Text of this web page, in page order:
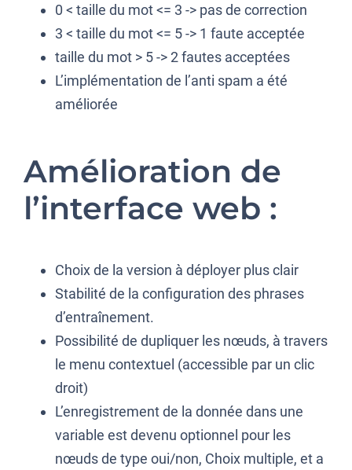
0 < taille du mot <= 3 -> pas de correction
3 < taille du mot <= 5 -> 1 faute acceptée
taille du mot > 5 -> 2 fautes acceptées
L’implémentation de l’anti spam a été
améliorée
Amélioration de
l’interface web :
Choix de la version à déployer plus clair
Stabilité de la configuration des phrases
d’entraînement.
Possibilité de dupliquer les nœuds, à travers
le menu contextuel (accessible par un clic
droit)
L’enregistrement de la donnée dans une
variable est devenu optionnel pour les
nœuds de type oui/non, Choix multiple, et a